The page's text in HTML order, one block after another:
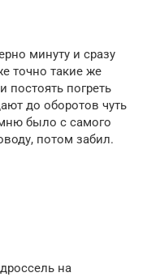
минуту и сразу
точно такие же
постоять погреть
до оборотов чуть
было с самого
потом забил.
на